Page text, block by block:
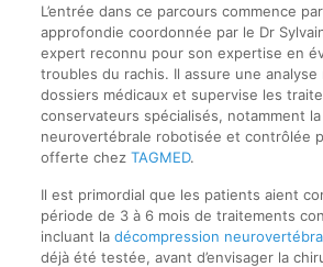
L’entrée dans ce parcours commence
approfondie coordonnée par le Dr
expert reconnu pour son expertise en
troubles du rachis. Il assure une
dossiers médicaux et supervise les
conservateurs spécialisés, notamment
neurovertébrale robotisée et contrôlée
offerte chez TAGMED.
Il est primordial que les patients aient
période de 3 à 6 mois de traitements
incluant la décompression
déjà été testée, avant d’envisager la